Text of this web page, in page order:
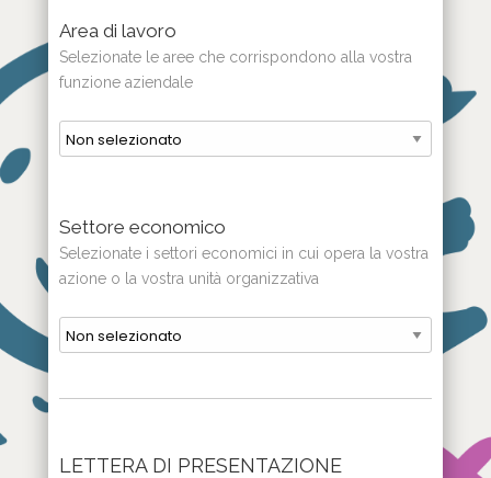
Area di lavoro
Selezionate le aree che corrispondono alla vostra
funzione aziendale
Settore economico
Selezionate i settori economici in cui opera la vostra
azione o la vostra unità organizzativa
LETTERA DI PRESENTAZIONE